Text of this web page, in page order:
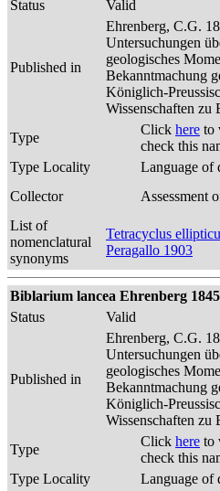
Status Valid
Published in
Ehrenberg, C.G.
Untersuchungen
geologisches
Bekanntmachung
Königlich-
Wissenschaften zu
Type
Click here to
check this
Type Locality
Language of
Collector
Assessment
List of
nomenclatural
synonyms
Tetracyclus
Peragallo 1903
Biblarium lancea Ehrenberg
Status
Valid
Published in
Ehrenberg, C.G.
Untersuchungen
geologisches
Bekanntmachung
Königlich-
Wissenschaften zu
Type
Click here to
check this
Type Locality
Language of